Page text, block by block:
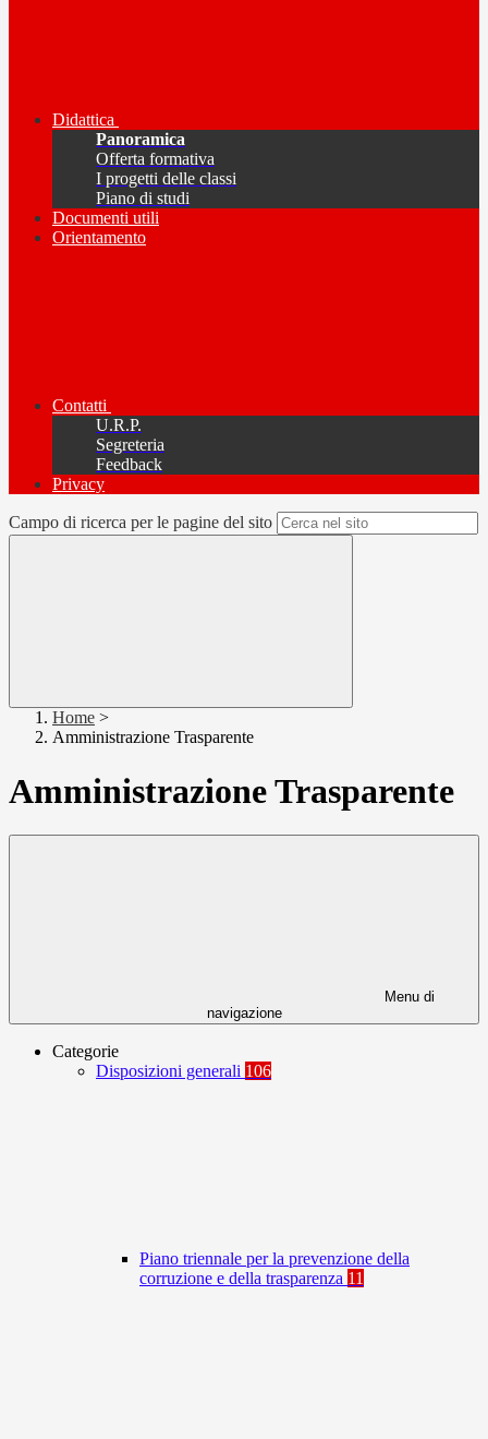
Didattica
Panoramica
Offerta formativa
I progetti delle classi
Piano di studi
Documenti utili
Orientamento
Contatti
U.R.P.
Segreteria
Feedback
Privacy
Campo di ricerca per le pagine del sito
Home >
Amministrazione Trasparente
Amministrazione Trasparente
Menu di
navigazione
Categorie
Disposizioni generali 106
Piano triennale per la prevenzione della
corruzione e della trasparenza 11